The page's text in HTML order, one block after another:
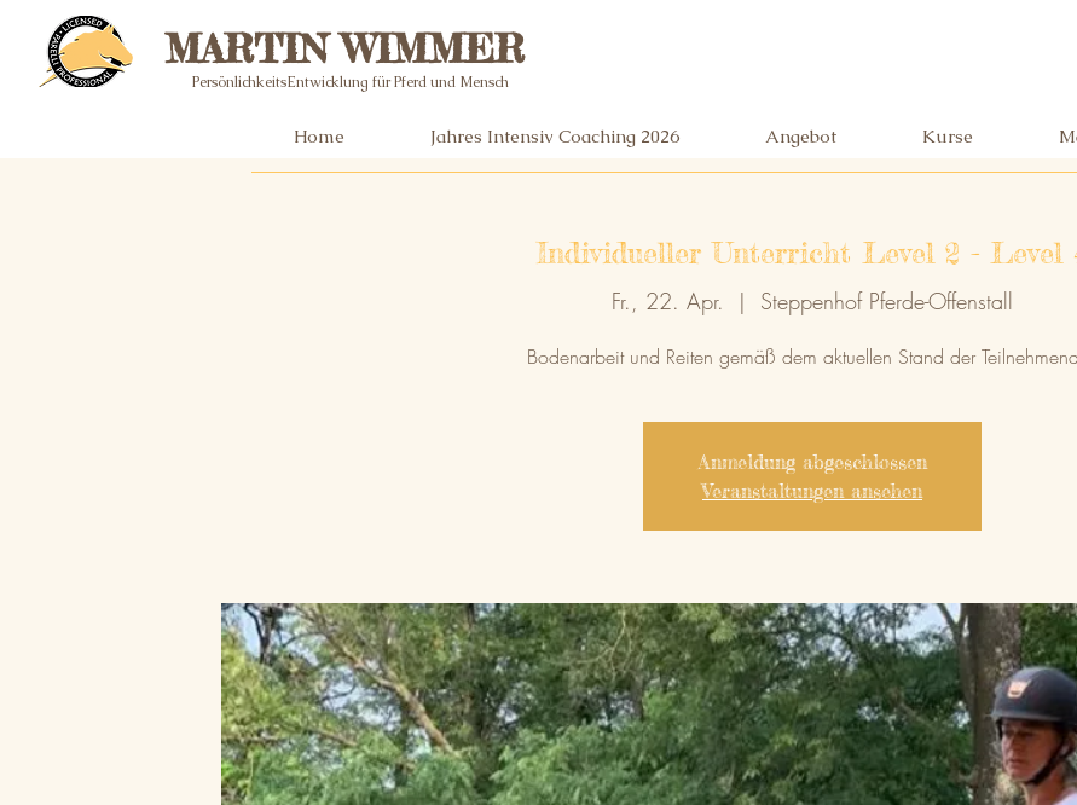
MARTIN WIMMER
PersönlichkeitsEntwicklung für Pferd und Mensch
Home Jahres Intensiv Coaching 2026 Angebot Kurse
Individueller Unterricht Level 2 - Level
Fr., 22. Apr.
  |
Steppenhof Pferde-Offenstall
Bodenarbeit und Reiten gemäß dem aktuellen Stand der
Anmeldung abgeschlossen
Veranstaltungen ansehen